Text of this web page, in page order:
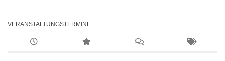
VERANSTALTUNGSTERMINE